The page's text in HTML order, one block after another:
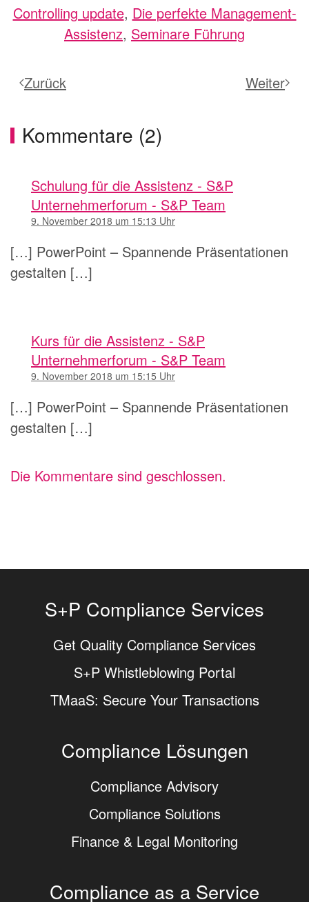
Controlling update, Die perfekte Management-
Assistenz, Seminare Führung
Zurück Weiter
Kommentare (2)
Schulung für die Assistenz - S&P
Unternehmerforum - S&P Team
9. November 2018 um 15:13 Uhr
[…] PowerPoint – Spannende Präsentationen
gestalten […]
Kurs für die Assistenz - S&P
Unternehmerforum - S&P Team
9. November 2018 um 15:15 Uhr
[…] PowerPoint – Spannende Präsentationen
gestalten […]
Die Kommentare sind geschlossen.
S+P Compliance Services
Get Quality Compliance Services
S+P Whistleblowing Portal
TMaaS: Secure Your Transactions
Compliance Lösungen
Compliance Advisory
Compliance Solutions
Finance & Legal Monitoring
Compliance as a Service